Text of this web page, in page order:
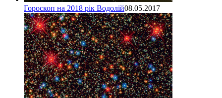
Гороскоп на 2018 рік Водолій08.05.2017